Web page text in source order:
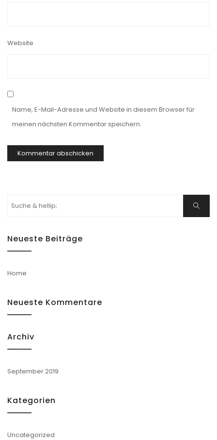
Website
Name, E-Mail-Adresse und Website in diesem Browser für
meinen nächsten Kommentar speichern.
Suchen
Suche
Neueste Beiträge
Home
Neueste Kommentare
Archiv
September 2019
Kategorien
Uncategorized